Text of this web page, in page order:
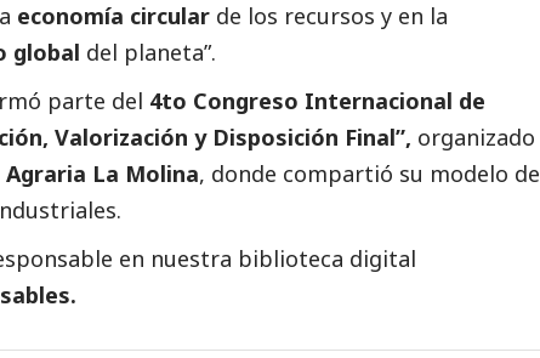
economía circular de los recursos y en la
global del planeta”.
parte del 4to Congreso Internacional de
Valorización y Disposición Final”, organizado
La Molina, donde compartió su modelo de
en nuestra biblioteca digital